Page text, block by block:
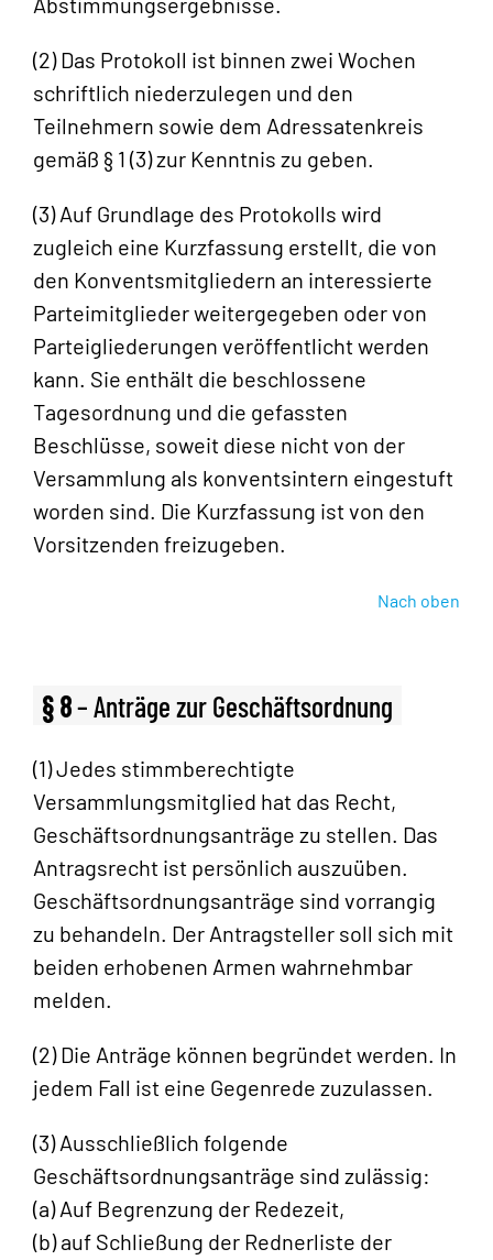
(2) Das Protokoll ist binnen zwei Wochen
schriftlich niederzulegen und den
Teilnehmern sowie dem Adressatenkreis
gemäß § 1 (3) zur Kenntnis zu geben.
(3) Auf Grundlage des Protokolls wird
zugleich eine Kurzfassung erstellt, die von
den Konventsmitgliedern an interessierte
Parteimitglieder weitergegeben oder von
Parteigliederungen veröffentlicht werden
kann. Sie enthält die beschlossene
Tagesordnung und die gefassten
Beschlüsse, soweit diese nicht von der
Versammlung als konventsintern eingestuft
worden sind. Die Kurzfassung ist von den
Vorsitzenden freizugeben.
Nach oben
§ 8– Anträge zur Geschäftsordnung
(1) Jedes stimmberechtigte
Versammlungsmitglied hat das Recht,
Geschäftsordnungsanträge zu stellen. Das
Antragsrecht ist persönlich auszuüben.
Geschäftsordnungsanträge sind vorrangig
zu behandeln. Der Antragsteller soll sich mit
beiden erhobenen Armen wahrnehmbar
melden.
(2) Die Anträge können begründet werden. In
jedem Fall ist eine Gegenrede zuzulassen.
(3) Ausschließlich folgende
Geschäftsordnungsanträge sind zulässig:
(a) Auf Begrenzung der Redezeit,
(b) auf Schließung der Rednerliste der